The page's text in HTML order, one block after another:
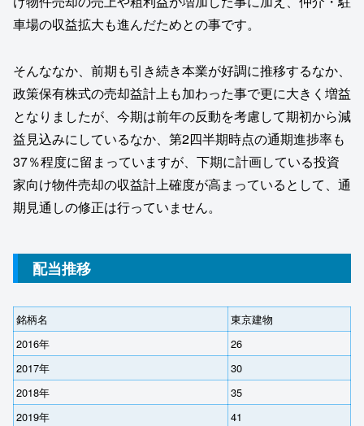
車場の収益拡大も進んだためとの事です。
そんななか、前期も引き続き本業が好調に推移するなか、
政策保有株式の売却益計上も加わった事で更に大きく増益
となりましたが、今期は前年の反動を考慮して期初から減
益見込みにしているなか、第2四半期時点の通期進捗率も
37％程度に留まっていますが、下期に計画している投資
家向け物件売却の収益計上確度が高まっているとして、通
期見通しの修正は行っていません。
配当推移
銘柄名
東京建物
2016年
26
2017年
30
2018年
35
2019年
41